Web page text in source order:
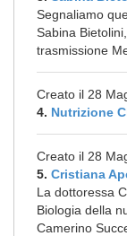
Segnaliamo
Sabina
trasmissione
Creato il 28
4. Nutrizione
Creato il 28
5. Cristiana
La dottoressa
Biologia della
Camerino